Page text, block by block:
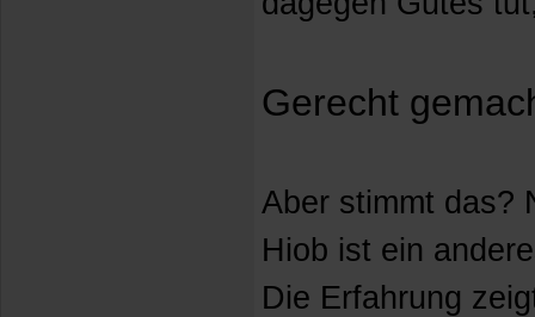
Gerecht
Aber stimmt das?
Hiob ist ein
Die Erfahrung